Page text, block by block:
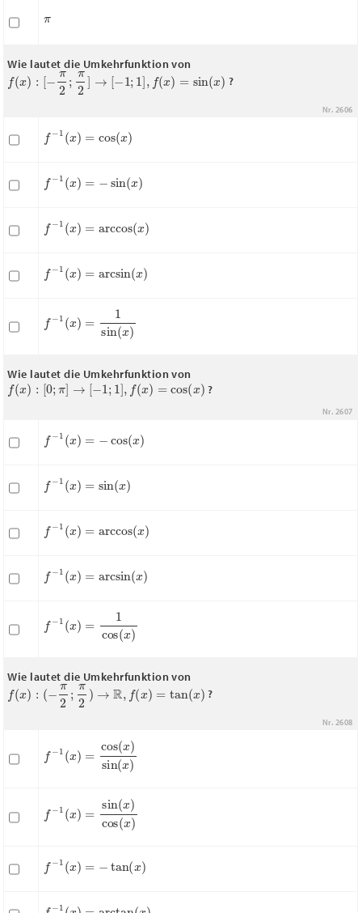
Wie lautet die Umkehrfunktion von
f(x):[−π2;π2]→[−1; 1],f(x)=sin(x ) ?
Nr. 2606
− 1 (x ) x)
− 1 (x ) (x )
− 1 (x ) x
− 1 (x ) arcsin x)
− 1 (x ) (x
Wie lautet die Umkehrfunktion von
f(x):[0;π] →[−1;1],f(x)=cos(x) ?
Nr. 2607
− 1 (x ) )
− 1 (x ) sin( x)
− 1 (x ) x
− 1 (x ) arcsin x)
− 1 (x ) (x
Wie lautet die Umkehrfunktion von
f(x):(−π2;π2)→R,f(x)=tan(x ) ?
Nr. 2608
− 1 (x ) cos(x)sin
− 1 (x ) sin(x)cos
− 1 (x ) )
− 1 (x ) x)